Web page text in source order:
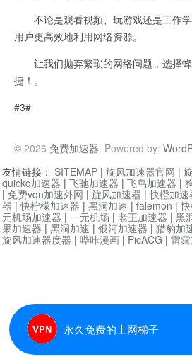
不论是观看视频、玩游戏还是工作学
用户更高效地利用网络资源。
让我们抛弃繁琐的网络问题，选择蜂
捷！。
#3#
© 2026 免费加速器. Powered by:
永久免费的上网梯子
友情链接： SITEMAP | 旋风加速器官网 |
quickq加速器 | 飞驰加速器 | 飞鸟加速器 |
| 免费vqn加速外网 | 旋风加速器 |快橙加速
器 |快柠檬加速器 | 黑洞加速 | falemon |
元机场加速器 | 一元机场 | 老王加速器 | 黑
果加速器 | 黑洞加速 | 银河加速器 | 猎豹加
旋风加速器度器 | 哔咔漫画 | PicACG | 雷